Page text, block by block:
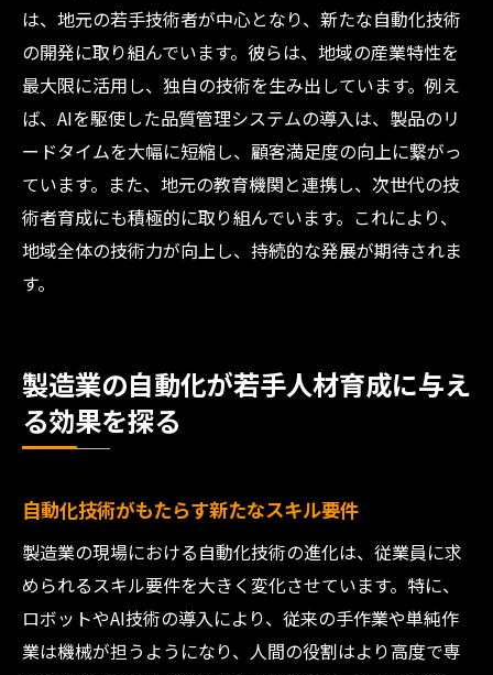
は、地元の若手技術者が中心となり、新たな自動化技術
の開発に取り組んでいます。彼らは、地域の産業特性を
最大限に活用し、独自の技術を生み出しています。例え
ば、AIを駆使した品質管理システムの導入は、製品のリ
ードタイムを大幅に短縮し、顧客満足度の向上に繋がっ
ています。また、地元の教育機関と連携し、次世代の技
術者育成にも積極的に取り組んでいます。これにより、
地域全体の技術力が向上し、持続的な発展が期待されま
す。
製造業の自動化が若手人材育成に与え
る効果を探る
自動化技術がもたらす新たなスキル要件
製造業の現場における自動化技術の進化は、従業員に求
められるスキル要件を大きく変化させています。特に、
ロボットやAI技術の導入により、従来の手作業や単純作
業は機械が担うようになり、人間の役割はより高度で専